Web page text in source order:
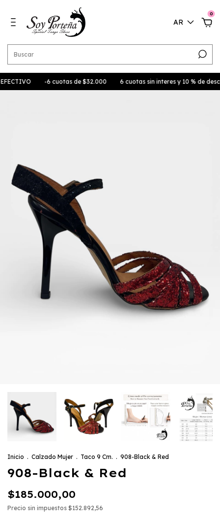
AR
0
-6 cuotas de $32.000 6 cuotas sin interes y 10 % de descuento
Inicio . Calzado Mujer . Taco 9 Cm. . 908-Black & Red
908-Black & Red
$185.000,00
Precio sin impuestos $152.892,56